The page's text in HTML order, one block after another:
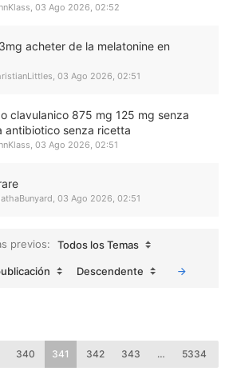
, 03 Ago 2026, 02:52
acheter de la melatonine en
, 03 Ago 2026, 02:51
clavulanico 875 mg 125 mg senza
antibiotico senza ricetta
, 03 Ago 2026, 02:51
, 03 Ago 2026, 02:51
previos:
Todos los Temas
Descendente
340 341 342 343 … 5334